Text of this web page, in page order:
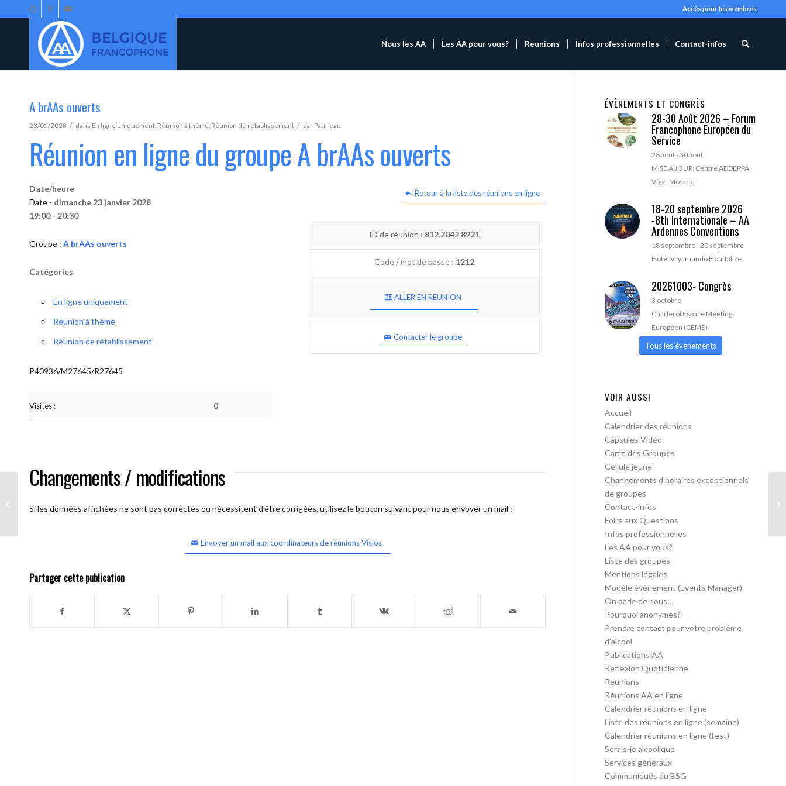
Accès pour les membres
Nous les AA Les AA pour vous? Reunions Infos professionnelles Contact-infos
A brAAs ouverts
23/01/2028 / dans En ligne uniquement Réunion à thème Réunion de rétablissement / par Paul-eau
Réunion en ligne du groupe A brAAs ouverts
Retour à la liste des réunions en ligne
Date/heure
Date - dimanche 23 janvier 2028
19:00 - 20:30
Groupe : A brAAs ouverts
Catégories
En ligne uniquement
Réunion à thème
Réunion de rétablissement
P40936/M27645/R27645
Visites : 0
ID de réunion : 812 2042 8921
Code / mot de passe : 1212
ALLER EN REUNION
Contacter le groupe
Changements / modifications
Si les données affichées ne sont pas correctes ou nécessitent d'être corrigées, utilisez le bouton suivant pour nous envoyer un mail :
Envoyer un mail aux coordinateurs de réunions Visios
Partager cette publication
ÉVÈNEMENTS ET CONGRÈS
28-30 Août 2026 – Forum
Francophone Européen du
Service
28 août-30 août
MISE A JOUR: Centre ADDEPPA,
Vigy , Moselle
18-20 septembre 2026
-8th Internationale – AA
Ardennes Conventions
18 septembre-20 septembre
Hotel Vayamundo Houffalize
20261003- Congrès
3 octobre
Charleroi Espace Meeting
Européen (CEME)
Tous les évenements
VOIR AUSSI
Accueil
Calendrier des réunions
Capsules Vidéo
Carte des Groupes
Cellule jeune
Changements d’horaires exceptionnels
de groupes
Contact-infos
Foire aux Questions
Infos professionnelles
Les AA pour vous?
Liste des groupes
Mentions légales
Modèle événement (Events Manager)
On parle de nous…
Pourquoi anonymes?
Prendre contact pour votre problème
d’alcool
Publications AA
Reflexion Quotidienne
Reunions
Réunions AA en ligne
Calendrier réunions en ligne
Liste des réunions en ligne (semaine)
Calendrier réunions en ligne (test)
Serais-je alcoolique
Services généraux
Communiqués du BSG
A